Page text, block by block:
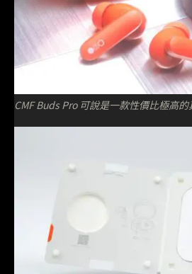
CMF Buds Pro 可說是一款性價比極高